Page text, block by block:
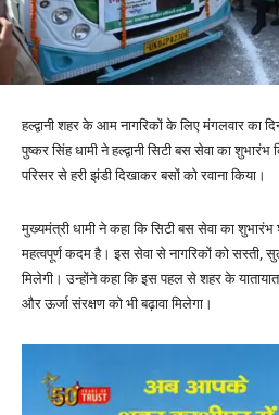
हल्द्वानी शहर के आम नागरिकों के लिए मंगलवार का
पुष्कर सिंह धामी ने हल्द्वानी सिटी बस सेवा का
परिसर से हरी झंडी दिखाकर बसों को रवाना किया।
मुख्यमंत्री धामी ने कहा कि सिटी बस सेवा का
महत्वपूर्ण कदम है। इस सेवा से नागरिकों को सस्ती,
मिलेगी। उन्होंने कहा कि इस पहल से शहर के
और ऊर्जा संरक्षण को भी बढ़ावा मिलेगा।